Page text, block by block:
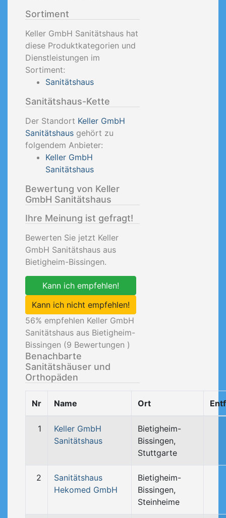
Sortiment
Keller GmbH Sanitätshaus hat
diese Produktkategorien und
Dienstleistungen im
Sortiment:
Sanitätshaus
Sanitätshaus-Kette
Der Standort Keller GmbH
Sanitätshaus gehört zu
folgendem Anbieter:
Keller GmbH
Sanitätshaus
Bewertung von Keller
GmbH Sanitätshaus
Ihre Meinung ist gefragt!
Bewerten Sie jetzt Keller
GmbH Sanitätshaus aus
Bietigheim-Bissingen.
Kann ich empfehlen!
Kann ich nicht empfehlen!
56% empfehlen Keller GmbH
Sanitätshaus aus Bietigheim-
Bissingen (9 Bewertungen )
Benachbarte
Sanitätshäuser und
Orthopäden
Nr Name Ort
1
Keller GmbH
Sanitätshaus
Bietigheim-
Bissingen,
Stuttgarte
2
Sanitätshaus
Hekomed GmbH
Bietigheim-
Bissingen,
Steinheime